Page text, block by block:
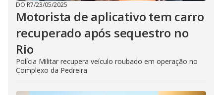
DO R7/23/05/2025
Motorista de aplicativo tem carro
recuperado após sequestro no
Rio
Polícia Militar recupera veículo roubado em operação no
Complexo da Pedreira